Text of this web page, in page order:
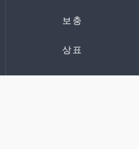
보충
상표